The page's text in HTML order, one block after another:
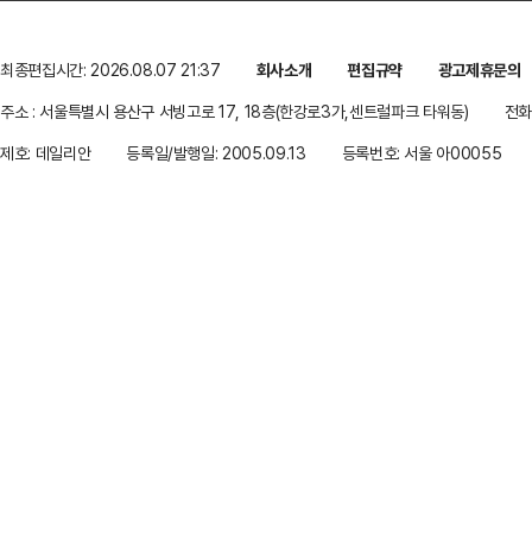
최종편집시간: 2026.08.07 21:37 회사소개 편집규약
광고제휴문의
주소 : 서울특별시 용산구 서빙고로 17, 18층(한강로3가,센트럴파크 타워동)
전
제호: 데일리안
등록일/발행일: 2005.09.13 등록번호: 서울 아00055